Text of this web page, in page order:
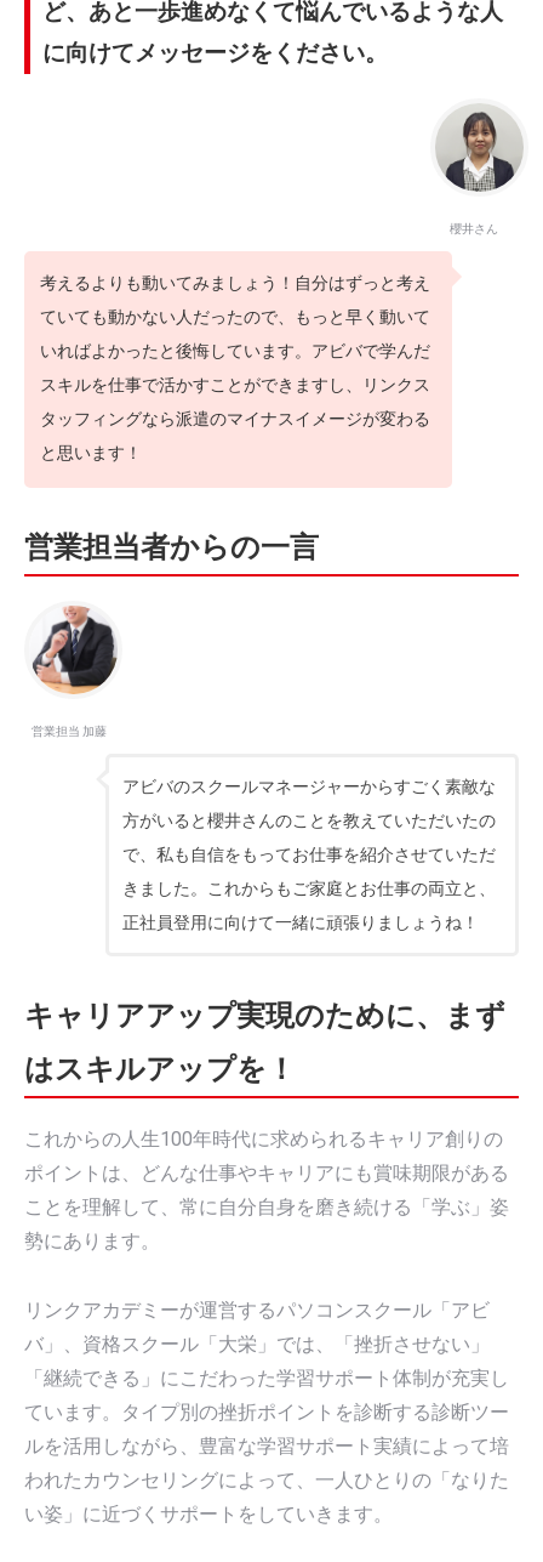
ど、あと一歩進めなくて悩んでいるような人
に向けてメッセージをください。
櫻井さん
考えるよりも動いてみましょう！自分はずっと考え
ていても動かない人だったので、もっと早く動いて
いればよかったと後悔しています。アビバで学んだ
スキルを仕事で活かすことができますし、リンクス
タッフィングなら派遣のマイナスイメージが変わる
と思います！
営業担当者からの一言
営業担当 加藤
アビバのスクールマネージャーからすごく素敵な
方がいると櫻井さんのことを教えていただいたの
で、私も自信をもってお仕事を紹介させていただ
きました。これからもご家庭とお仕事の両立と、
正社員登用に向けて一緒に頑張りましょうね！
キャリアアップ実現のために、まず
はスキルアップを！
これからの人生100年時代に求められるキャリア創りの
ポイントは、どんな仕事やキャリアにも賞味期限がある
ことを理解して、常に自分自身を磨き続ける「学ぶ」姿
勢にあります。
リンクアカデミーが運営するパソコンスクール「アビ
バ」、資格スクール「大栄」では、「挫折させない」
「継続できる」にこだわった学習サポート体制が充実し
ています。タイプ別の挫折ポイントを診断する診断ツー
ルを活用しながら、豊富な学習サポート実績によって培
われたカウンセリングによって、一人ひとりの「なりた
い姿」に近づくサポートをしていきます。